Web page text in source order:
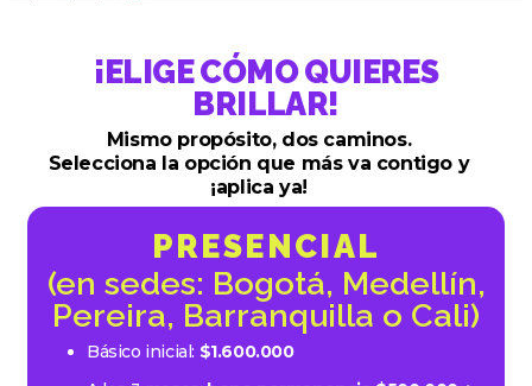
¡ELIGE CÓMO QUIERES
BRILLAR!
Mismo propósito, dos caminos.
Selecciona la opción que más va contigo y
¡aplica ya!
PRESENCIAL
(en sedes: Bogotá, Medellín,
Pereira, Barranquilla o Cali)
Básico inicial: $1.600.000